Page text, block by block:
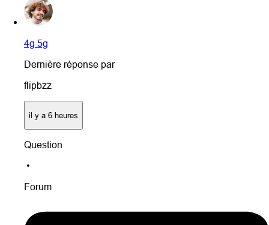
4g 5g
Dernière réponse par
flipbzz
il y a 6 heures
Question
•
Forum